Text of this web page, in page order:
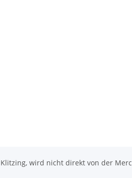
Klitzing, wird nicht direkt von der